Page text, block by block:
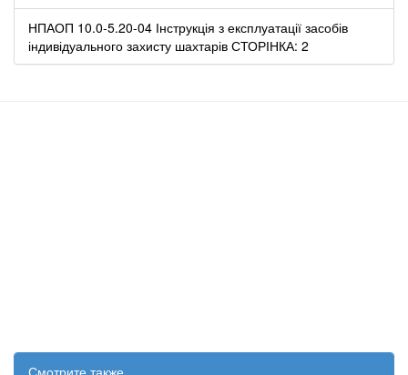
НПАОП 10.0-5.20-04 Інструкція з експлуатації засобів
індивідуального захисту шахтарів СТОРІНКА: 2
Смотрите также